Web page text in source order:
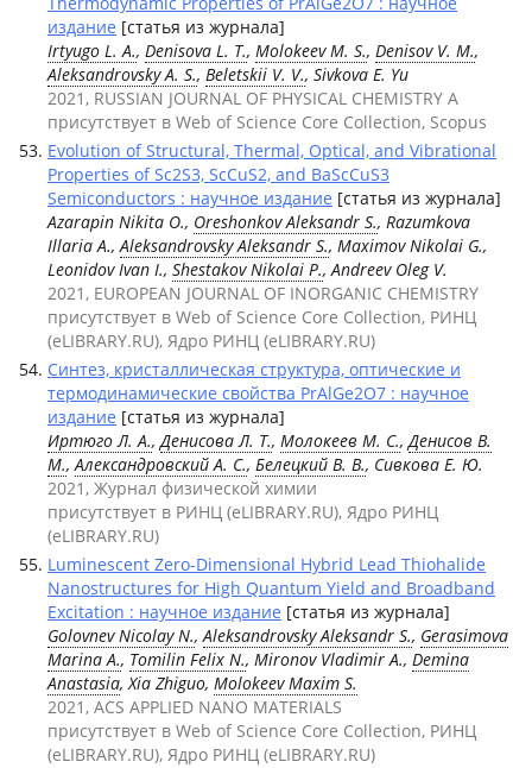
издание [статья из журнала]
Irtyugo L. A., Denisova L. T., Molokeev M. S., Denisov V. M.,
Aleksandrovsky A. S., Beletskii V. V., Sivkova E. Yu
2021, RUSSIAN JOURNAL OF PHYSICAL CHEMISTRY A
присутствует в Web of Science Core Collection, Scopus
Evolution of Structural, Thermal, Optical, and Vibrational
Properties of Sc2S3, ScCuS2, and BaScCuS3
Semiconductors : научное издание [статья из журнала]
Azarapin Nikita O., Oreshonkov Aleksandr S., Razumkova
Illaria A.,Aleksandrovsky Aleksandr S., Maximov Nikolai G.,
Leonidov Ivan I., Shestakov Nikolai P., Andreev Oleg V.
2021, EUROPEAN JOURNAL OF INORGANIC CHEMISTRY
присутствует в Web of Science Core Collection, РИНЦ
(eLIBRARY.RU), Ядро РИНЦ (eLIBRARY.RU)
Синтез, кристаллическая структура, оптические и
термодинамические свойства PrAlGe2O7 : научное
издание [статья из журнала]
Иртюго Л. А.,Денисова Л. Т., Молокеев М. С.,Денисов В.
М.,Александровский А. С., Белецкий В. В., Сивкова Е. Ю.
2021, Журнал физической химии
присутствует в РИНЦ (eLIBRARY.RU), Ядро РИНЦ
(eLIBRARY.RU)
Luminescent Zero-Dimensional Hybrid Lead Thiohalide
Nanostructures for High Quantum Yield and Broadband
Excitation : научное издание [статья из журнала]
Golovnev Nicolay N.,Aleksandrovsky Aleksandr S., Gerasimova
Marina A., Tomilin Felix N., Mironov Vladimir A., Demina
Anastasia, Xia Zhiguo, Molokeev Maxim S.
2021, ACS APPLIED NANO MATERIALS
присутствует в Web of Science Core Collection, РИНЦ
(eLIBRARY.RU), Ядро РИНЦ (eLIBRARY.RU)